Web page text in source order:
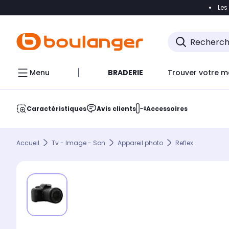
Accéder
Menu BRADERIE Trouver votre
Caractéristiques Avis clients Accessoires
Accueil Tv - Image - Son Appareil photo Reflex